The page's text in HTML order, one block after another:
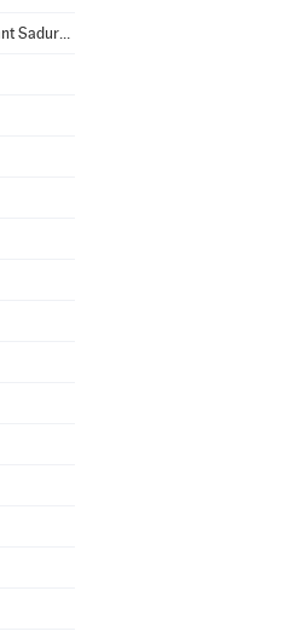
Cruïlles, Monells i Sant Sadurní de l'Heura